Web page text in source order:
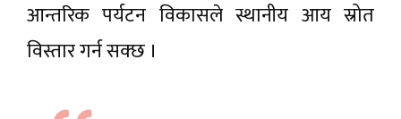
आन्तरिक पर्यटन विकासले स्थानीय आय स्रोत
विस्तार गर्न सक्छ ।